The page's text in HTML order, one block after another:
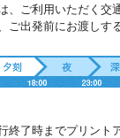
、ご利用いただく交
ご出発前にお渡しす
終了時までプリント